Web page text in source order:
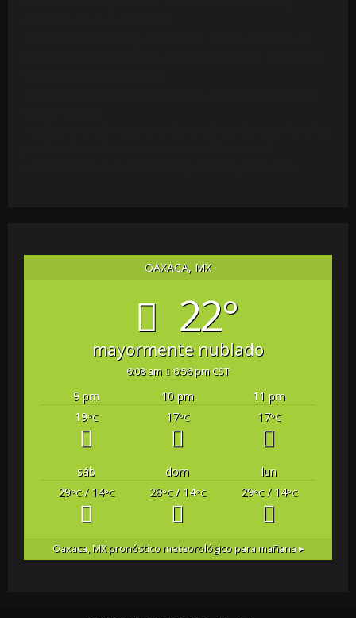
OAXACA, MX
22°
mayormente nublado
6:08 am 6:56 pm CST
9 pm 10 pm
11 pm
19°C 17°C 17°C
sáb dom
lun
29°C/ 14°C 28°C/ 14°C 29°C/ 14°C
Oaxaca, MXpronóstico meteorológico para mañana ▸